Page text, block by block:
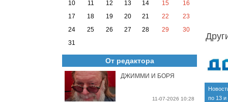
по 13 и
10
11 12 13 14 15
16
17
18 19 20 21 22
23
24
25 26 27 28 29
30
31
От редактора
ДЖИММИ И БОРЯ
11-07-2026 10:28